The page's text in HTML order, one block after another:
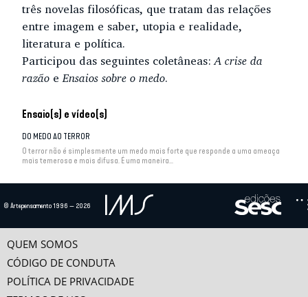
Ensaio(s) e vídeo(s)
DO MEDO AO TERROR
O terror não é simplesmente um medo mais forte que responde a uma ameaça
mais temerosa e mais difusa. É uma maneira...
O discurso dominante que identifica a racionalidade da política ao consenso e
o consenso ao princípio da democracia...
DE LA PEUR À LA TERREUR
três novelas filosóficas, que tratam das relações
entre imagem e saber, utopia e realidade,
literatura e política.
Participou das seguintes coletâneas:A crise da
razão eEnsaios sobre o medo.
© Artepensamento 1996 — 2026
QUEM SOMOS
CÓDIGO DE CONDUTA
POLÍTICA DE PRIVACIDADE